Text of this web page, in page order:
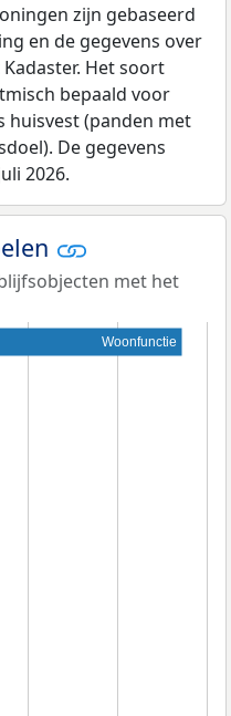
zijn gebaseerd
en de gegevens over
Het soort
bepaald voor
huisvest (panden met
De gegevens
2026.
met het
Woonfunctie